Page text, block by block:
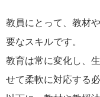
教員にとって、教材
要なスキルです。
教育は常に変化し、
せて柔軟に対応する